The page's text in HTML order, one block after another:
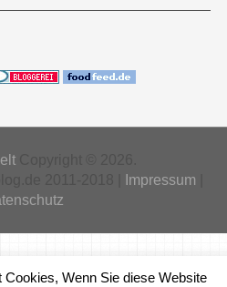
Copyright © 2026.
Impressum
Wenn Sie diese Website